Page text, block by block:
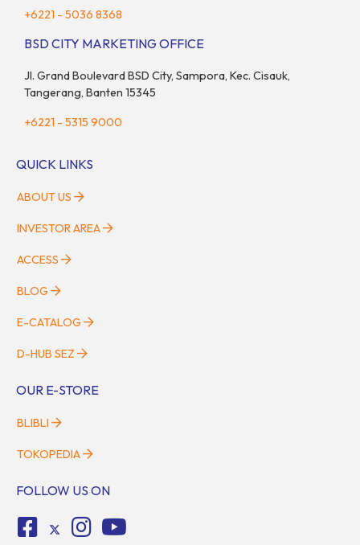
+6221 - 5036 8368
BSD CITY MARKETING OFFICE
Jl. Grand Boulevard BSD City, Sampora, Kec. Cisauk,
Tangerang, Banten 15345
+6221 - 5315 9000
QUICK LINKS
ABOUT US
INVESTOR AREA
ACCESS
BLOG
E-CATALOG
D-HUB SEZ
OUR E-STORE
BLIBLI
TOKOPEDIA
FOLLOW US ON